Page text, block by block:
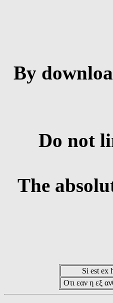
By
Do not
The
Si est ex
Οτι εαν η εξ